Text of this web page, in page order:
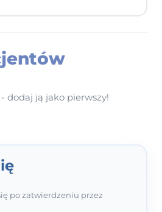
dodaj ją jako pierwszy!
po zatwierdzeniu przez